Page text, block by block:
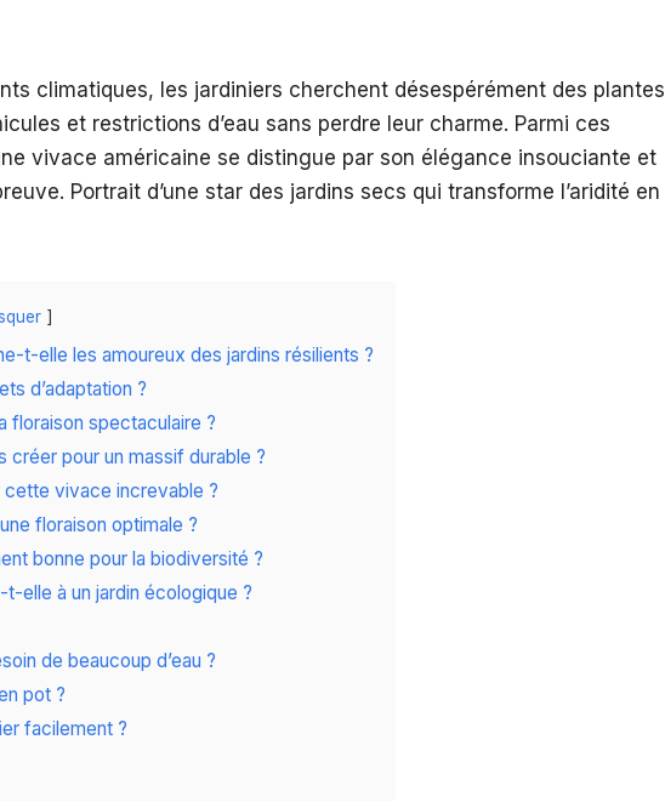
climatiques, les jardiniers cherchent désespérément des plantes
et restrictions d’eau sans perdre leur charme. Parmi ces
vivace américaine se distingue par son élégance insouciante et
Portrait d’une star des jardins secs qui transforme l’aridité en
t-elle les amoureux des jardins résilients ?
d’adaptation ?
floraison spectaculaire ?
créer pour un massif durable ?
vivace increvable ?
floraison optimale ?
bonne pour la biodiversité ?
elle à un jardin écologique ?
de beaucoup d’eau ?
pot ?
facilement ?